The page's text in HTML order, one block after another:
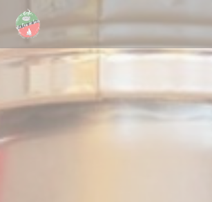
Personnalisation de vos choix en matière de cookies